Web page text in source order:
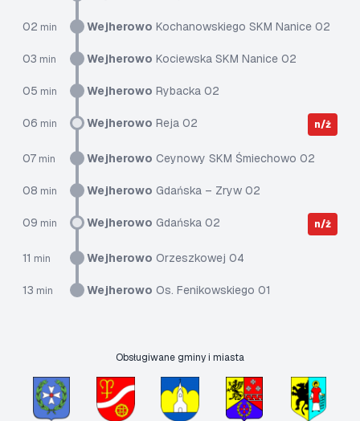
02 min Wejherowo Kochanowskiego SKM Nanice 02
03 min Wejherowo Kociewska SKM Nanice 02
05 min Wejherowo Rybacka 02
06 min Wejherowo Reja 02 n/ż
07 min Wejherowo Ceynowy SKM Śmiechowo 02
08 min Wejherowo Gdańska – Zryw 02
09 min Wejherowo Gdańska 02 n/ż
11 min Wejherowo Orzeszkowej 04
13 min Wejherowo Os. Fenikowskiego 01
Obsługiwane gminy i miasta